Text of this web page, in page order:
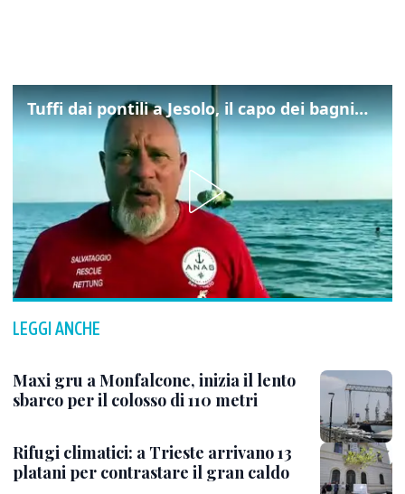
Tuffi dai pontili a Jesolo, il capo dei bagnini: "L'impegno di tutti per evitare altre tragedie"
LEGGI ANCHE
Maxi gru a Monfalcone, inizia il lento
sbarco per il colosso di 110 metri
Rifugi climatici: a Trieste arrivano 13
platani per contrastare il gran caldo